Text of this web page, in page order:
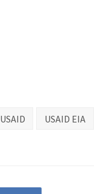
USAID USAID EIA